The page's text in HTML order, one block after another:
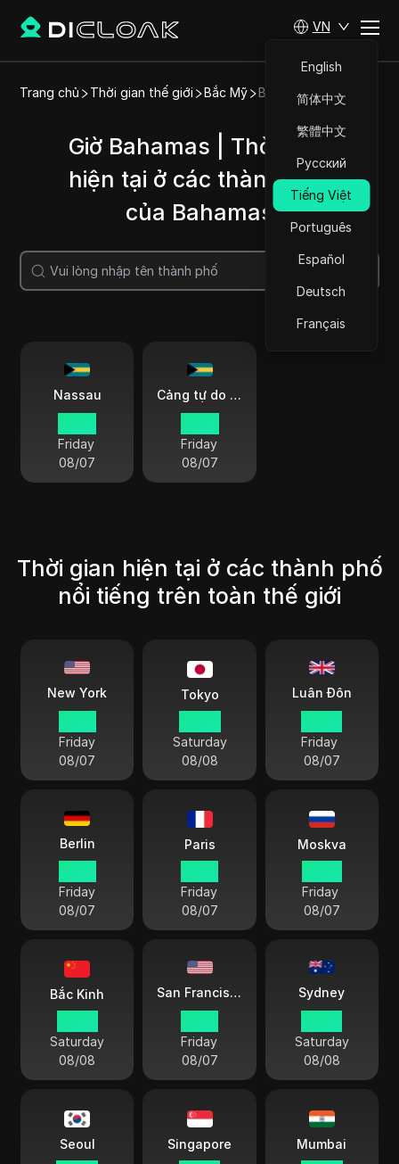
VN
English
简体中文
繁體中文
Русский
Tiếng Việt
Português
Español
Deutsch
Français
Trang chủ Thời gian thế giới Bắc Mỹ Bahamas
Giờ Bahamas | Thời gian
hiện tại ở các thành phố
của Bahamas
Tìm kiếm
Nassau
Friday
08/07
Cảng tự do Bahamas
Friday
08/07
Thời gian hiện tại ở các thành phố
nổi tiếng trên toàn thế giới
New York
Friday
08/07
Tokyo
Saturday
08/08
Luân Đôn
Friday
08/07
Berlin
Friday
08/07
Paris
Friday
08/07
Moskva
Friday
08/07
Bắc Kinh
Saturday
08/08
San Francisco
Friday
08/07
Sydney
Saturday
08/08
Seoul Singapore Mumbai